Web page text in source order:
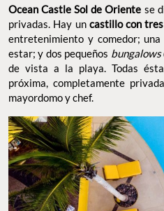
Ocean Castle Sol de Oriente se
privadas. Hay uncastillo con tres
entretenimiento y comedor;
estar; y dos pequeños bungalows
de vista a la playa. Todas
próxima, completamente
mayordomo y chef.